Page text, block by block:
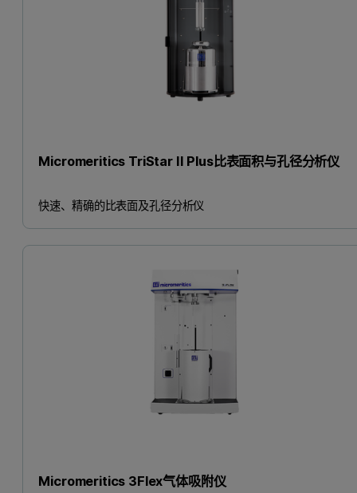
Micromeritics TriStar II Plus比表面积与孔径分析仪
快速、精确的比表面及孔径分析仪
Micromeritics 3Flex气体吸附仪